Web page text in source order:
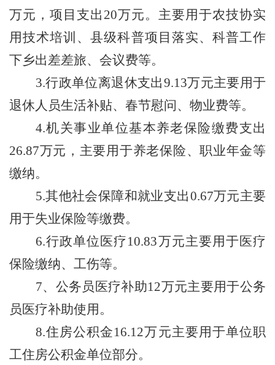
万元，项目支出 20万元。主要用于农技协实
用技术培训、县级科普项目落实、科普工作
下乡出差差旅、会议费等。
3.行政单位离退休支出9.13万元主要用于
退休人员生活补贴、春节慰问、物业费等。
4.机关事业单位基本养老保险缴费支出
26.87万元，主要用于养老保险、职业年金等
缴纳。
5.其他社会保障和就业支出0.67万元主要
用于失业保险等缴费。
6.行政单位医疗10.83万元主要用于医疗
保险缴纳、工伤等。
7、公务员医疗补助12万元主要用于公务
员医疗补助使用。
8.住房公积金16.12万元主要用于单位职
工住房公积金单位部分。